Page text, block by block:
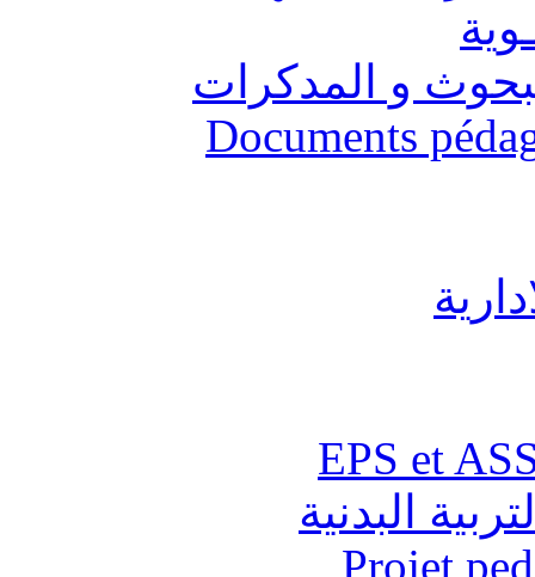
و المدكرات
Documents
البدنية
Projet